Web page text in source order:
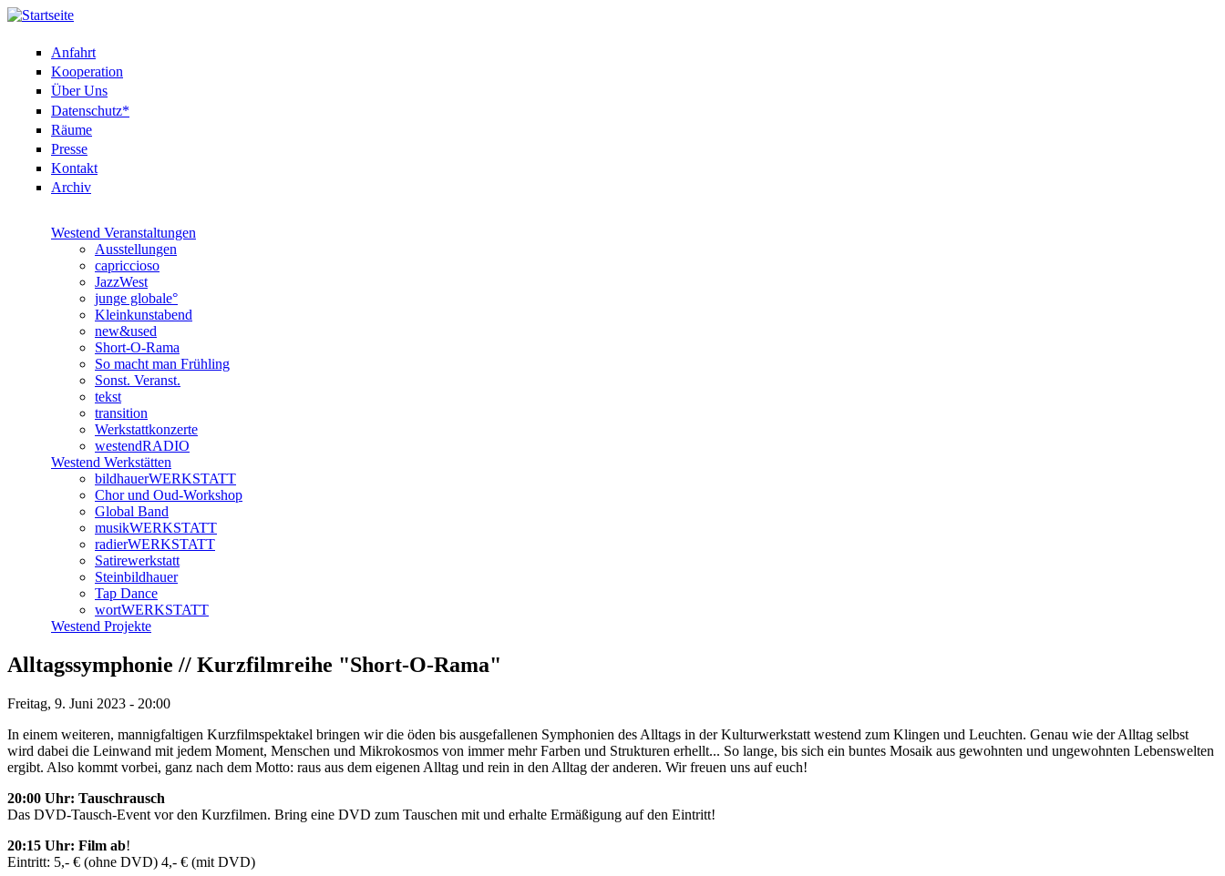
Anfahrt
Kooperation
Über Uns
Datenschutz*
Räume
Presse
Kontakt
Archiv
Westend Veranstaltungen
Ausstellungen
capriccioso
JazzWest
junge globale°
Kleinkunstabend
new&used
Short-O-Rama
So macht man Frühling
Sonst. Veranst.
tekst
transition
Werkstattkonzerte
westendRADIO
Westend Werkstätten
bildhauerWERKSTATT
Chor und Oud-Workshop
Global Band
musikWERKSTATT
radierWERKSTATT
Satirewerkstatt
Steinbildhauer
Tap Dance
wortWERKSTATT
Westend Projekte
Alltagssymphonie // Kurzfilmreihe "Short-O-Rama"
Freitag, 9. Juni 2023 - 20:00
In einem weiteren, mannigfaltigen Kurzfilmspektakel bringen wir die öden bis ausgefallenen Symphonien des Alltags in der Kulturwerkstatt westend zum Klingen und Leuchten. Genau wie der Alltag selbst
wird dabei die Leinwand mit jedem Moment, Menschen und Mikrokosmos von immer mehr Farben und Strukturen erhellt... So lange, bis sich ein buntes Mosaik aus gewohnten und ungewohnten Lebenswelten
ergibt. Also kommt vorbei, ganz nach dem Motto: raus aus dem eigenen Alltag und rein in den Alltag der anderen. Wir freuen uns auf euch!
20:00 Uhr: Tauschrausch
Das DVD-Tausch-Event vor den Kurzfilmen. Bring eine DVD zum Tauschen mit und erhalte Ermäßigung auf den Eintritt!
20:15 Uhr: Film ab!
Eintritt: 5,- € (ohne DVD) 4,- € (mit DVD)